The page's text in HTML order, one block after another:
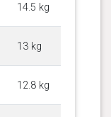
14.5 kg
13 kg
12.8 kg